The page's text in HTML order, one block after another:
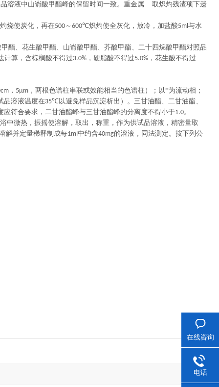
溶液中山嵛酸甲酯峰的保留时间一致。重金属 取炽灼残渣项下遗
烧使炭化，再在500 ～ 600℃炽灼使全灰化，放冷，加盐酸5ml与水
酯、花生酸甲酯、山嵛酸甲酯、芥酸甲酯、二十四烷酸甲酯对照品
计算，含棕榈酸不得过3.0% ，硬脂酸不得过5.0% ，花生酸不得过
， 5μm ，两根色谱柱串联或效能相当的色谱柱）；以*为流动相；
品溶液温度在35℃以避免样品沉淀析出）。三甘油酯、二甘油酯、
符合要求，二甘油酯峰与三甘油酯峰的分离度不得小于1.0。
中微热，振摇使溶解，取出，称重，作为供试品溶液，精密量取
解并定量稀释制成每1ml中约含40mg的溶液，同法测定。按下列公
在线咨询
电话